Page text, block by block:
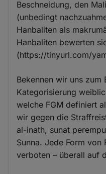
Beschneidung, den
(unbedingt
Hanbaliten als
Hanbaliten bewerten
(https://tinyurl.com/
Bekennen wir uns zum
Kategorisierung
welche FGM definiert
wir gegen die
al-inath, sunat
Sunna. Jede Form von
verboten – überall auf